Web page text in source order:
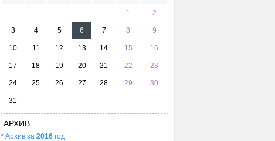
1 2
3 4 5 6 7 8 9
10 11 12 13 14 15 16
17 18 19 20 21 22 23
24 25 26 27 28 29 30
31
АРХИВ
* Архив за 2016 год